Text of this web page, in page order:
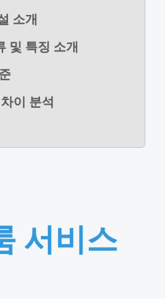
소개
및 특징 소개
이 분석
서비스